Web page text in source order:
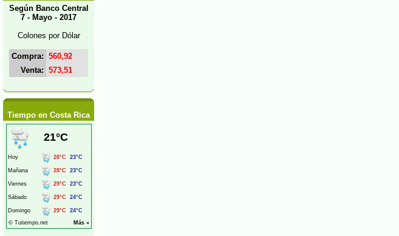
Según Banco Central
7 - Mayo - 2017
Colones por Dólar
Compra: 560,92
Venta: 573,51
Tiempo en Costa Rica